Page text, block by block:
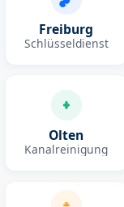
Freiburg
Schlüsseldienst
Olten
Kanalreinigung